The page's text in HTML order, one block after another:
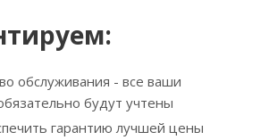
обслуживания - все ваши
будут учтены
гарантию лучшей цены